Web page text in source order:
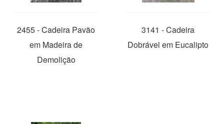
2455 - Cadeira Pavão
em Madeira de
Demolição
3141 - Cadeira
Dobrável em Eucalipto